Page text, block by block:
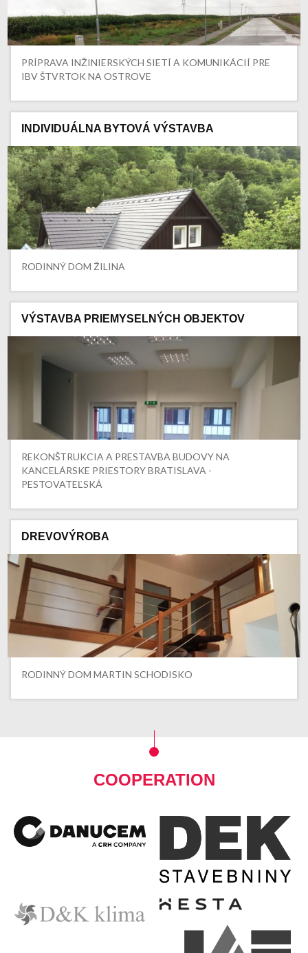
PRÍPRAVA INŽINIERSKÝCH SIETÍ A KOMUNIKÁCIÍ PRE
IBV ŠTVRTOK NA OSTROVE
INDIVIDUÁLNA BYTOVÁ VÝSTAVBA
RODINNÝ DOM ŽILINA
VÝSTAVBA PRIEMYSELNÝCH OBJEKTOV
REKONŠTRUKCIA A PRESTAVBA BUDOVY NA
KANCELÁRSKE PRIESTORY BRATISLAVA -
PESTOVATEĽSKÁ
DREVOVÝROBA
RODINNÝ DOM MARTIN SCHODISKO
COOPERATION